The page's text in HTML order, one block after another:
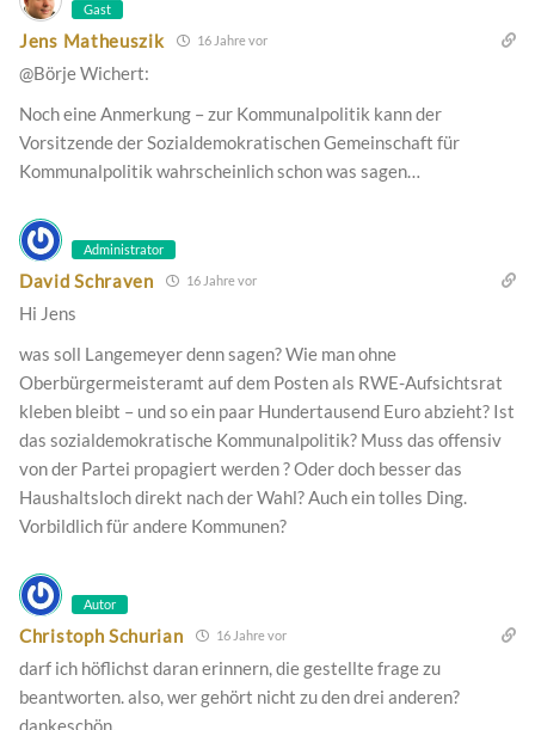
Gast
Jens Matheuszik 16 Jahre vor
@Börje Wichert:
Noch eine Anmerkung – zur Kommunalpolitik kann der
Vorsitzende der Sozialdemokratischen Gemeinschaft für
Kommunalpolitik wahrscheinlich schon was sagen…
Administrator
David Schraven 16 Jahre vor
Hi Jens
was soll Langemeyer denn sagen? Wie man ohne
Oberbürgermeisteramt auf dem Posten als RWE-Aufsichtsrat
kleben bleibt – und so ein paar Hundertausend Euro abzieht? Ist
das sozialdemokratische Kommunalpolitik? Muss das offensiv
von der Partei propagiert werden ? Oder doch besser das
Haushaltsloch direkt nach der Wahl? Auch ein tolles Ding.
Vorbildlich für andere Kommunen?
Autor
Christoph Schurian 16 Jahre vor
darf ich höflichst daran erinnern, die gestellte frage zu
beantworten. also, wer gehört nicht zu den drei anderen?